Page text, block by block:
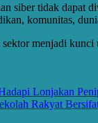
siber tidak dapat
komunitas,
menjadi kunci
Lonjakan
Rakyat